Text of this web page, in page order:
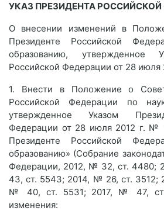
УКАЗ ПРЕЗИДЕНТА
О внесении изменений в
Президенте Российской
образованию, утвержденное
Российской Федерации от 28 июля
1. Внести в Положение о
Российской Федерации по
утвержденное Указом
Федерации от 28 июля 2012 г. №
Президенте Российской
образованию» (Собрание
Федерации, 2012, № 32, ст. 4480;
43, ст. 5543; 2014, № 26, ст. 3512;
№ 40, ст. 5531; 2017, № 47,
изменения: